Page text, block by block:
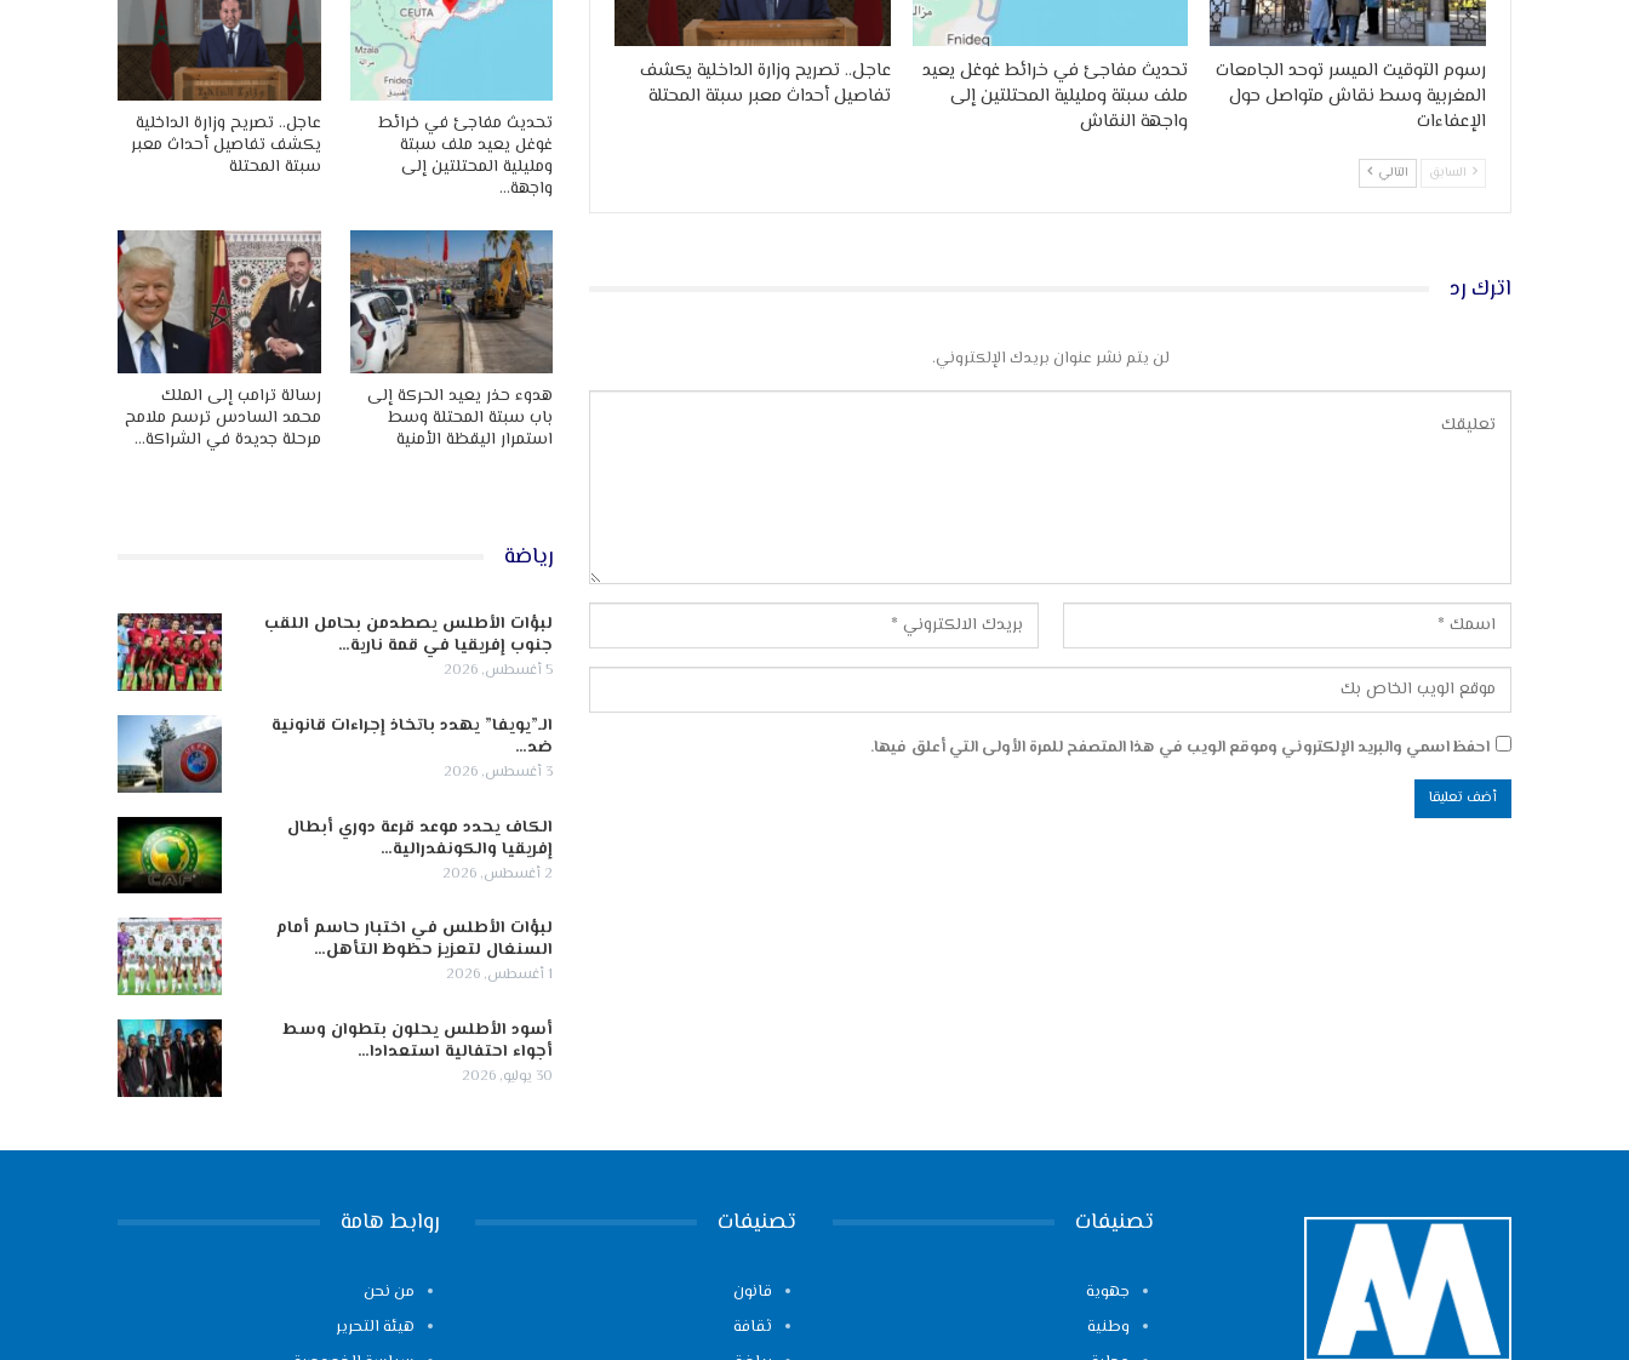
رسوم التوقيت الميسر توحد الجامعات
المغربية وسط نقاش متواصل حول
الإعفاءات
تحديث مفاجئ في خرائط غوغل يعيد
ملف سبتة ومليلية المحتلتين إلى
واجهة النقاش
عاجل.. تصريح وزارة الداخلية يكشف
تفاصيل أحداث معبر سبتة المحتلة
السابق التالي
اترك رد
لن يتم نشر عنوان بريدك الإلكتروني.
احفظ اسمي والبريد الإلكتروني وموقع الويب في هذا المتصفح للمرة الأولى التي أعلق فيها.
تحديث مفاجئ في خرائط
غوغل يعيد ملف سبتة
ومليلية المحتلتين إلى
واجهة…
عاجل.. تصريح وزارة الداخلية
يكشف تفاصيل أحداث معبر
سبتة المحتلة
هدوء حذر يعيد الحركة إلى
باب سبتة المحتلة وسط
استمرار اليقظة الأمنية
رسالة ترامب إلى الملك
محمد السادس ترسم ملامح
مرحلة جديدة في الشراكة…
رياضة
لبؤات الأطلس يصطدمن بحامل اللقب
جنوب إفريقيا في قمة نارية…
5 أغسطس, 2026
الـ”يويفا” يهدد باتخاذ إجراءات قانونية
ضد…
3 أغسطس, 2026
الكاف يحدد موعد قرعة دوري أبطال
إفريقيا والكونفدرالية…
2 أغسطس, 2026
لبؤات الأطلس في اختبار حاسم أمام
السنغال لتعزيز حظوظ التأهل…
1 أغسطس, 2026
أسود الأطلس يحلون بتطوان وسط
أجواء احتفالية استعدادا…
30 يوليو, 2026
تصنيفات
جهوية
وطنية
تصنيفات
قانون
ثقافة
روابط هامة
من نحن
هيئة التحرير